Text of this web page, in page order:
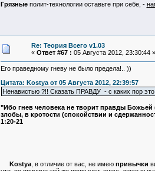
Грязныеполит-технологии оставьте при себе, -
Re: Теория Всего v1.03
« Ответ #67 : 05 Августа 2012, 23:30:44 »
Его праведному гневу не было предела!.. ))
Цитата: Kostya от 05 Августа 2012, 22:39:57
Ненавистью ?!! Сказать ПРАВДУ - с каких пор
"Ибо гнев человека не творит правды Божьей
злобы, в кротости (спокойствии и
1:20-21
Kostya, в отличие от вас, не имею привычки